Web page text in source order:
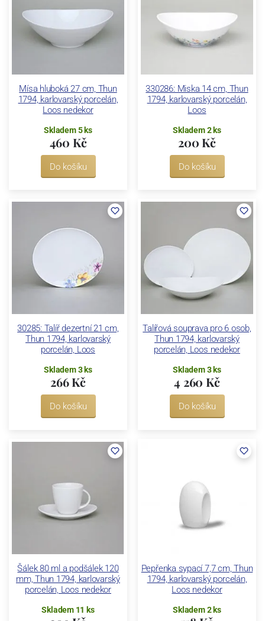
Mísa hluboká 27 cm, Thun
1794, karlovarský porcelán,
Loos nedekor
Skladem 5 ks
460 Kč
Do košíku
330286: Miska 14 cm, Thun
1794, karlovarský porcelán,
Loos
Skladem 2 ks
200 Kč
Do košíku
30285: Talíř dezertní 21 cm,
Thun 1794, karlovarský
porcelán, Loos
Skladem 3 ks
266 Kč
Do košíku
Talířová souprava pro 6 osob,
Thun 1794, karlovarský
porcelán, Loos nedekor
Skladem 3 ks
4 260 Kč
Do košíku
Šálek 80 ml a podšálek 120
mm, Thun 1794, karlovarský
porcelán, Loos nedekor
Skladem 11 ks
Pepřenka sypací 7,7 cm, Thun
1794, karlovarský porcelán,
Loos nedekor
Skladem 2 ks